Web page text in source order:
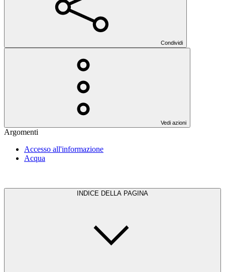
Condividi
Vedi azioni
Argomenti
Accesso all'informazione
Acqua
INDICE DELLA PAGINA